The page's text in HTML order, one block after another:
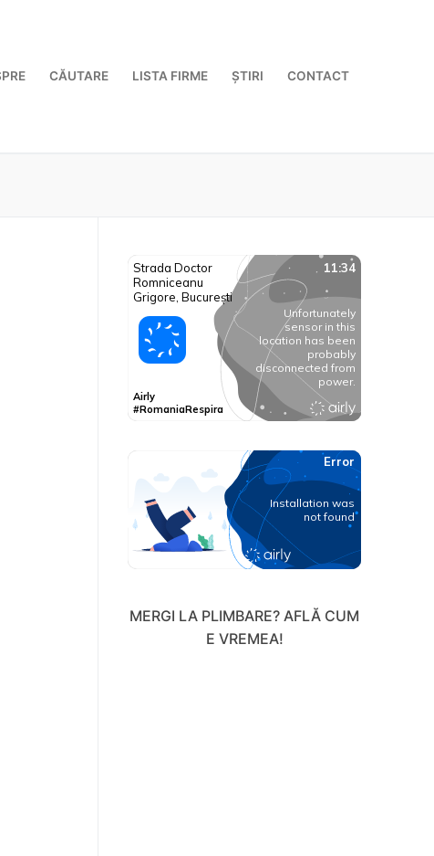
CĂUTARE LISTA FIRME ȘTIRI CONTACT
MERGI LA PLIMBARE? AFLĂ CUM
E VREMEA!